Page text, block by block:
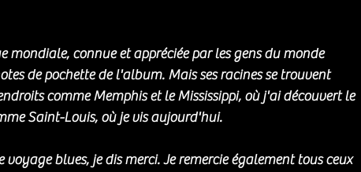
mondiale, connue et appréciée par les gens du monde
de pochette de l'album. Mais ses racines se trouvent
comme Memphis et le Mississippi, où j'ai découvert le
Saint-Louis, où je vis aujourd'hui.
blues, je dis merci. Je remercie également tous ceux